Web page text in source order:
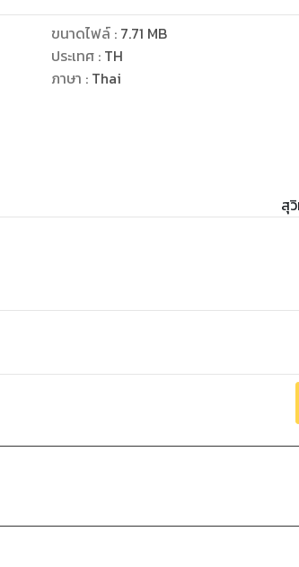
ขนาดไฟล์: 7.71 MB
ประเทศ : TH
ภาษา : Thai
สุ